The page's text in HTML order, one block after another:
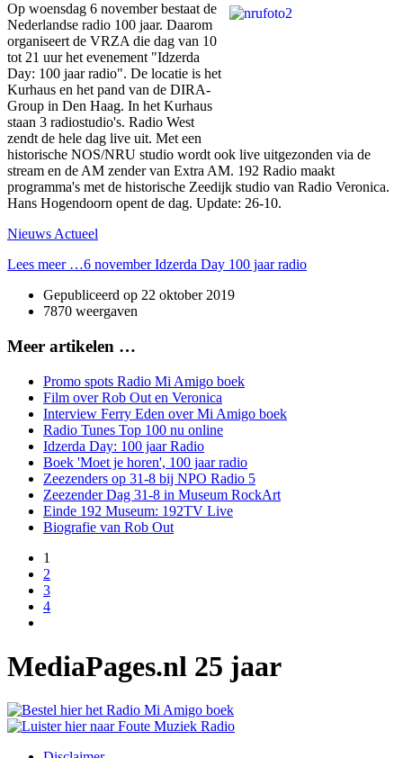
Op woensdag 6 november bestaat de
Nederlandse radio 100 jaar. Daarom
organiseert de VRZA die dag van 10
tot 21 uur het evenement "Idzerda
Day: 100 jaar radio". De locatie is het
Kurhaus en het pand van de DIRA-
Group in Den Haag. In het Kurhaus
staan 3 radiostudio's. Radio West
zendt de hele dag live uit. Met een
historische NOS/NRU studio wordt ook live uitgezonden via de
stream en de AM zender van Extra AM. 192 Radio maakt
programma's met de historische Zeedijk studio van Radio Veronica.
Hans Hogendoorn opent de dag. Update: 26-10.
Nieuws Actueel
Lees meer …6 november Idzerda Day 100 jaar radio
Gepubliceerd op 22 oktober 2019
7870 weergaven
Meer artikelen …
Promo spots Radio Mi Amigo boek
Film over Rob Out en Veronica
Interview Ferry Eden over Mi Amigo boek
Radio Tunes Top 100 nu online
Idzerda Day: 100 jaar Radio
Boek 'Moet je horen', 100 jaar radio
Zeezenders op 31-8 bij NPO Radio 5
Zeezender Dag 31-8 in Museum RockArt
Einde 192 Museum: 192TV Live
Biografie van Rob Out
1
2
3
4
MediaPages.nl 25 jaar